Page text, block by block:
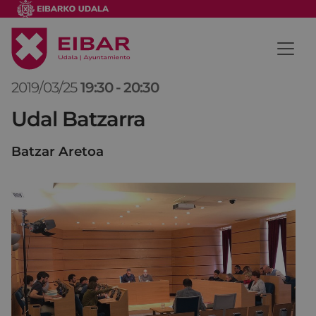
2019/03/25 19:30 -20:30
Udal Batzarra
Batzar Aretoa